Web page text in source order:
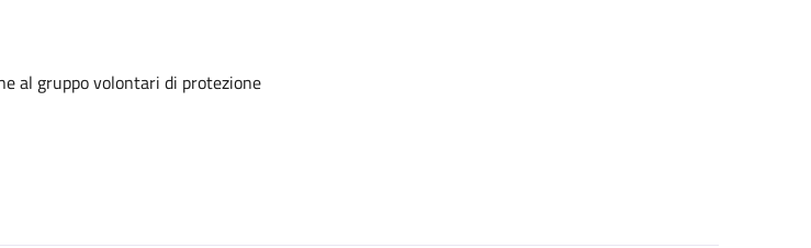
al gruppo volontari di protezione